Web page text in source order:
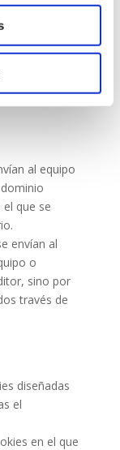
con las
afiliación
cifrada
al equipo
que se
envían al
o
sino por
través de
diseñadas
el
en el que